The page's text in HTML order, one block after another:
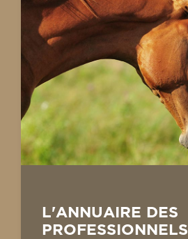
L'ANNUAIRE DES
PROFESSIONNELS